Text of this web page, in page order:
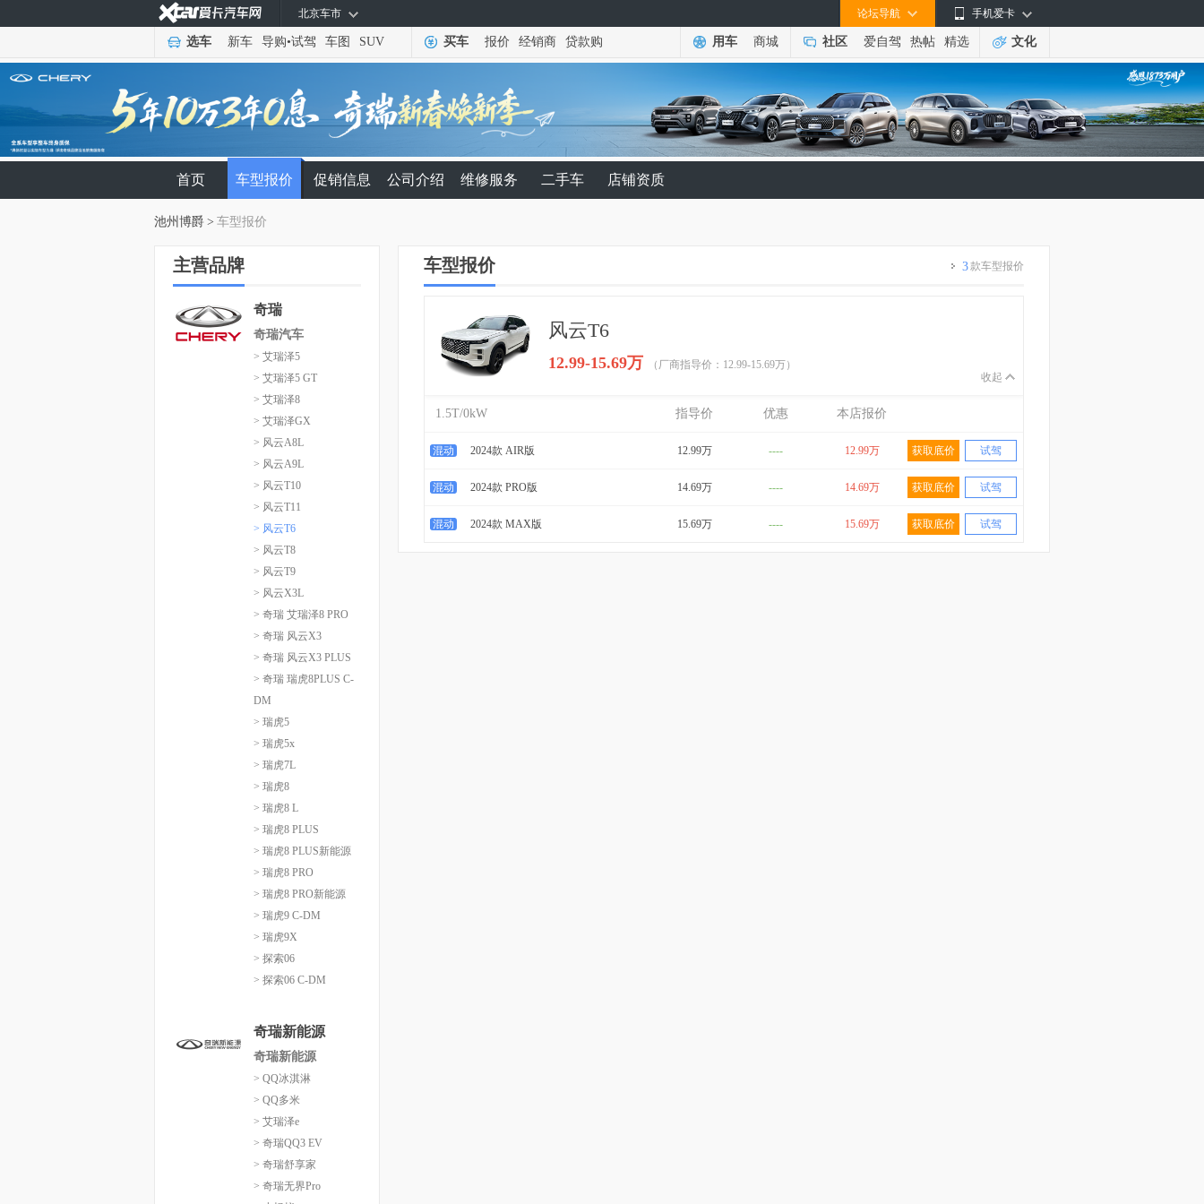
手机爱卡
论坛导航
北京车市
选车 新车 导购•试驾 车图 SUV 买车 报价 经销商 贷款购 用车 商城 社区 爱自驾 热帖 精选 文化
首页 车型报价 促销信息 公司介绍 维修服务 二手车 店铺资质
池州博爵 > 车型报价
主营品牌
奇瑞
奇瑞汽车
> 艾瑞泽5
> 艾瑞泽5 GT
> 艾瑞泽8
> 艾瑞泽GX
> 风云A8L
> 风云A9L
> 风云T10
> 风云T11
> 风云T6
> 风云T8
> 风云T9
> 风云X3L
> 奇瑞 艾瑞泽8 PRO
> 奇瑞 风云X3
> 奇瑞 风云X3 PLUS
> 奇瑞 瑞虎8PLUS C-
DM
> 瑞虎5
> 瑞虎5x
> 瑞虎7L
> 瑞虎8
> 瑞虎8 L
> 瑞虎8 PLUS
> 瑞虎8 PLUS新能源
> 瑞虎8 PRO
> 瑞虎8 PRO新能源
> 瑞虎9 C-DM
> 瑞虎9X
> 探索06
> 探索06 C-DM
奇瑞新能源
奇瑞新能源
> QQ冰淇淋
> QQ多米
> 艾瑞泽e
> 奇瑞QQ3 EV
> 奇瑞舒享家
> 奇瑞无界Pro
车型报价 3款车型报价
风云T6
12.99-15.69万
（厂商指导价：12.99-15.69万）
收起
1.5T/0kW 指导价 优惠 本店报价
混动 2024款 AIR版 12.99万 ---- 12.99万 获取底价 试驾
混动 2024款 PRO版 14.69万 ---- 14.69万 获取底价 试驾
混动 2024款 MAX版 15.69万 ---- 15.69万 获取底价 试驾